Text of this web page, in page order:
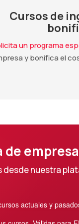
Cursos de
un programa
y bonifica el
de
nuestra
actuales y